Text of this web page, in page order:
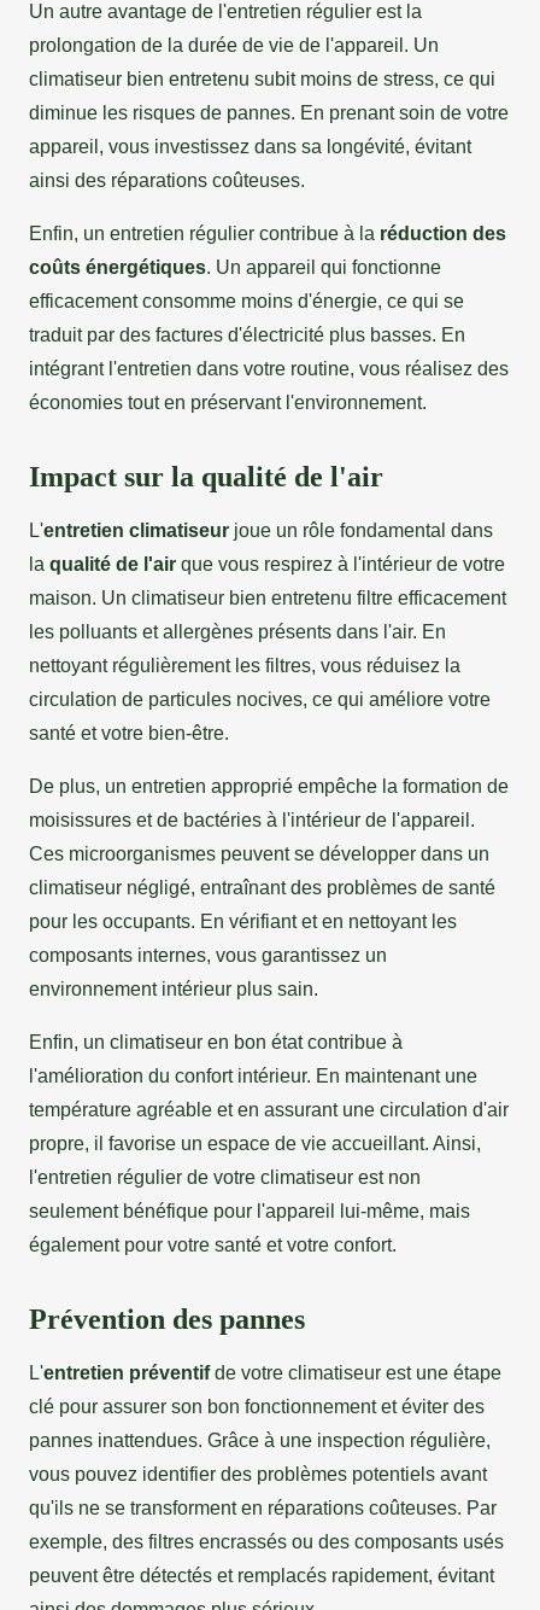
Un autre avantage de l'entretien régulier est la
prolongation de la durée de vie de l'appareil. Un
climatiseur bien entretenu subit moins de stress, ce qui
diminue les risques de pannes. En prenant soin de votre
appareil, vous investissez dans sa longévité, évitant
ainsi des réparations coûteuses.
Enfin, un entretien régulier contribue à la réduction des
coûts énergétiques. Un appareil qui fonctionne
efficacement consomme moins d'énergie, ce qui se
traduit par des factures d'électricité plus basses. En
intégrant l'entretien dans votre routine, vous réalisez des
économies tout en préservant l'environnement.
Impact sur la qualité de l'air
L'entretien climatiseur joue un rôle fondamental dans
la qualité de l'air que vous respirez à l'intérieur de votre
maison. Un climatiseur bien entretenu filtre efficacement
les polluants et allergènes présents dans l'air. En
nettoyant régulièrement les filtres, vous réduisez la
circulation de particules nocives, ce qui améliore votre
santé et votre bien-être.
De plus, un entretien approprié empêche la formation de
moisissures et de bactéries à l'intérieur de l'appareil.
Ces microorganismes peuvent se développer dans un
climatiseur négligé, entraînant des problèmes de santé
pour les occupants. En vérifiant et en nettoyant les
composants internes, vous garantissez un
environnement intérieur plus sain.
Enfin, un climatiseur en bon état contribue à
l'amélioration du confort intérieur. En maintenant une
température agréable et en assurant une circulation d'air
propre, il favorise un espace de vie accueillant. Ainsi,
l'entretien régulier de votre climatiseur est non
seulement bénéfique pour l'appareil lui-même, mais
également pour votre santé et votre confort.
Prévention des pannes
L'entretien préventifde votre climatiseur est une étape
clé pour assurer son bon fonctionnement et éviter des
pannes inattendues. Grâce à une inspection régulière,
vous pouvez identifier des problèmes potentiels avant
qu'ils ne se transforment en réparations coûteuses. Par
exemple, des filtres encrassés ou des composants usés
peuvent être détectés et remplacés rapidement, évitant